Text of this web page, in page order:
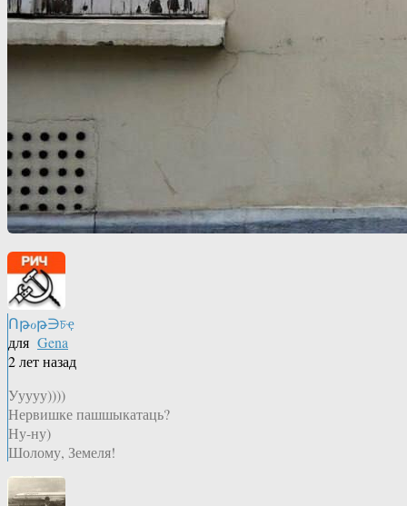
Ոթℴթ∋চҿ
для Gena
2 лет назад
Ууууу))))
Нервишке пашшыкатаць?
Ну-ну)
Шолому, Земеля!